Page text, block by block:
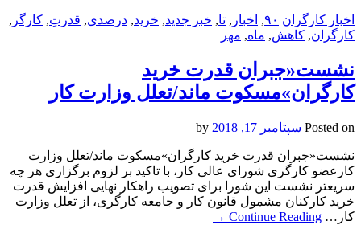
اخبار کارگران ۹۰, اخبار , تا, خبر جدید, خرید, درصدی, قدرتِ, کارگر ,
کارگران, کاهش, ماه, مهر
نشست«جبران قدرت خرید
کارگران»مسکوت ماند/تعلل وزارت کار
Posted on سپتامبر 17, 2018
نشست«جبران قدرت خرید کارگران»مسکوت ماند/تعلل وزارت
کارعضو کارگری شورای عالی کار، با تاکید بر لزوم برگزاری هر چه
سریعتر نشست این شورا برای تصویب راهکار نهایی افزایش قدرت
خرید کارکنان مشمول قانون کار و جامعه کارگری، از تعلل وزارت
کار… Continue Reading
→